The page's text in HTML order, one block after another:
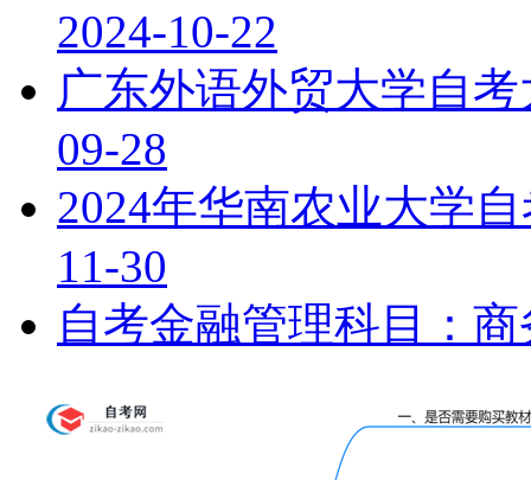
2024-10-22
广东外语外贸大学自
09-28
2024年华南农业大学
11-30
自考金融管理科目：